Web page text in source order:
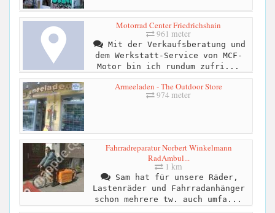
Motorrad Center Friedrichshain
961 meter
Mit der Verkaufsberatung und
dem Werkstatt-Service von MCF-
Motor bin ich rundum zufri...
Armeeladen - The Outdoor Store
974 meter
Fahrradreparatur Norbert Winkelmann
RadAmbul...
1 km
Sam hat für unsere Räder,
Lastenräder und Fahrradanhänger
schon mehrere tw. auch umfa...